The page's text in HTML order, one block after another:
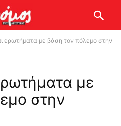
ερωτήματα με βάση τον πόλεμο στην
με
στην